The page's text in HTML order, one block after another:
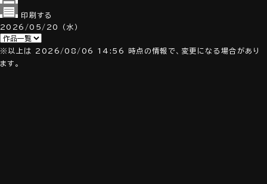
印刷する
2026/05/20
（水）
※以上は 2026/08/06 14:56 時点の情報で、変更になる場合があり
ます。